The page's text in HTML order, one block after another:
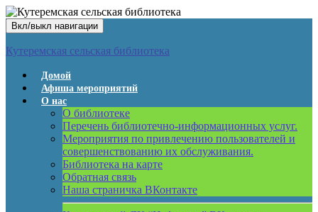
Вкл/выкл навигации
Кутеремская сельская библиотека
Домой
Афиша мероприятий
О нас
О библиотеке
Перечень библиотечно-информационных услуг.
Мероприятия по привлечению пользователей и
совершенствованию их обслуживания.
Библиотека на карте
Обратная связь
Наша страничка ВКонтакте